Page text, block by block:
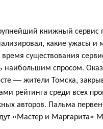
книжный сервис
какие ужасы и
существования
наибольшим спросом.
— жители Томска,
рейтинга среди всех
авторов. Пальма
«Мастер и Маргарита»